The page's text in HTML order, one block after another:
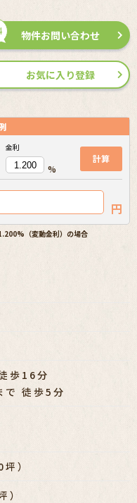
物件お問い合わせ
お気に入り登録
金利
%
計算
円
（変動金利）の場合
歩16分
徒歩5分
）